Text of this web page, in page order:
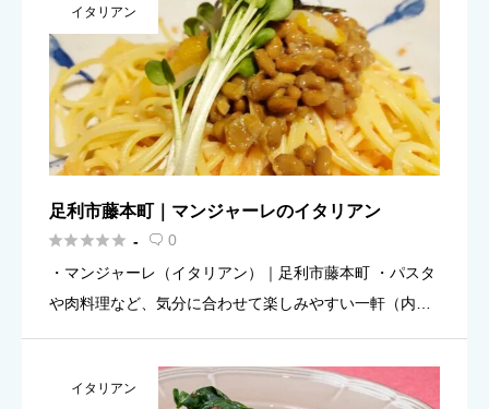
体感、混みやす […]
イタリアン
足利市藤本町｜マンジャーレのイタリアン
 -  0
・マンジャーレ（イタリアン）｜足利市藤本町 ・パスタ
や肉料理など、気分に合わせて楽しみやすい一軒（内容
安）・定休日：月曜日（目安／情報に差があるため要確
認） ・ […]
イタリアン